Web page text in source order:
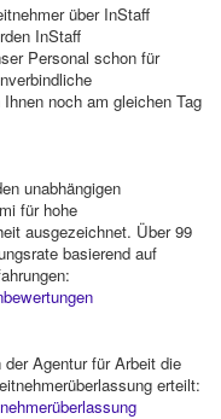
über InStaff
InStaff
Personal schon für
noch am gleichen Tag
unabhängigen
für hohe
ausgezeichnet. Über 99
basierend auf
Agentur für Arbeit die
erteilt: